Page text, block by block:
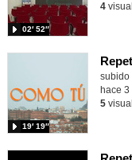
02′ 52″
4
subido
19′ 19″
hace
5